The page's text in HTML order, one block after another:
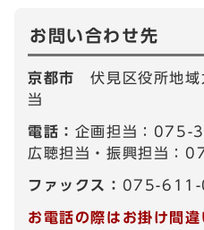
お問い合わせ先
京都市伏見区役所地
当
電話： 企画担当：075-
広聴担当・振興担当
ファックス： 075-
お電話の際はお掛け間